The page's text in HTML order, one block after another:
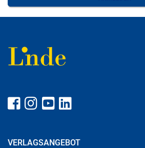
VERLAGSANGEBOT